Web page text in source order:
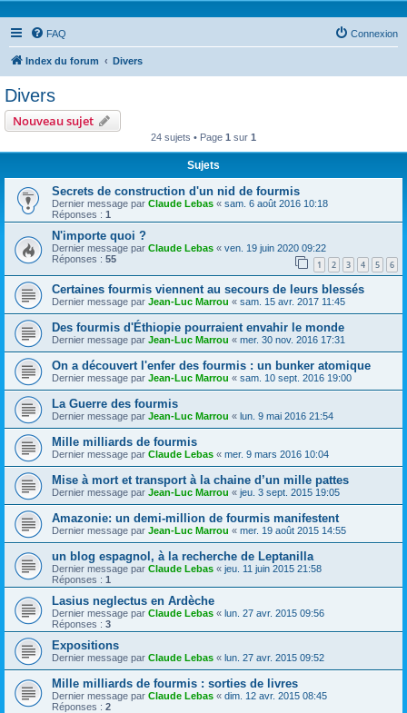
FAQ Connexion
Index du forum Divers
Divers
Nouveau sujet
24 sujets • Page 1 sur 1
Sujets
Secrets de construction d'un nid de fourmis
Dernier message par Claude Lebas « sam. 6 août 2016 10:18
Réponses : 1
N'importe quoi ?
Dernier message par Claude Lebas « ven. 19 juin 2020 09:22
Réponses : 55 1 2 3 4 5 6
Certaines fourmis viennent au secours de leurs blessés
Dernier message par Jean-Luc Marrou « sam. 15 avr. 2017 11:45
Des fourmis d'Éthiopie pourraient envahir le monde
Dernier message par Jean-Luc Marrou « mer. 30 nov. 2016 17:31
On a découvert l'enfer des fourmis : un bunker atomique
Dernier message par Jean-Luc Marrou « sam. 10 sept. 2016 19:00
La Guerre des fourmis
Dernier message par Jean-Luc Marrou « lun. 9 mai 2016 21:54
Mille milliards de fourmis
Dernier message par Claude Lebas « mer. 9 mars 2016 10:04
Mise à mort et transport à la chaine d’un mille pattes
Dernier message par Jean-Luc Marrou « jeu. 3 sept. 2015 19:05
Amazonie: un demi-million de fourmis manifestent
Dernier message par Jean-Luc Marrou « mer. 19 août 2015 14:55
un blog espagnol, à la recherche de Leptanilla
Dernier message par Claude Lebas « jeu. 11 juin 2015 21:58
Réponses : 1
Lasius neglectus en Ardèche
Dernier message par Claude Lebas « lun. 27 avr. 2015 09:56
Réponses : 3
Expositions
Dernier message par Claude Lebas « lun. 27 avr. 2015 09:52
Mille milliards de fourmis : sorties de livres
Dernier message par Claude Lebas « dim. 12 avr. 2015 08:45
Réponses : 2